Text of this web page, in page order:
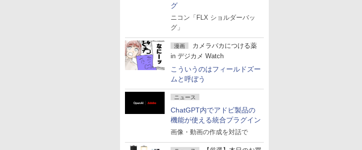
グ
ニコン「FLX ショルダーバッ
グ」
漫画
カメラバカにつける薬
in デジカメ Watch
こういうのはフィールドズー
ムと呼ぼう
ニュース
ChatGPT内でアドビ製品の
機能が使える統合プラグイン
画像・動画の作成を対話で